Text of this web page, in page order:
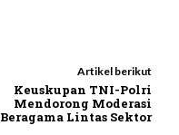
Artikel berikut
Keuskupan TNI-Polri
Mendorong Moderasi
Beragama Lintas Sektor